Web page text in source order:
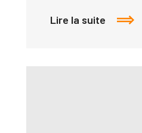
Lire la suite